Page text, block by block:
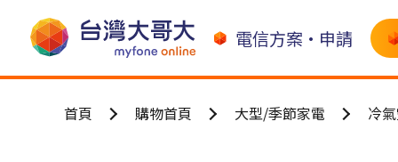
電信方案•申請
首頁 購物首頁 大型/季節家電 冷